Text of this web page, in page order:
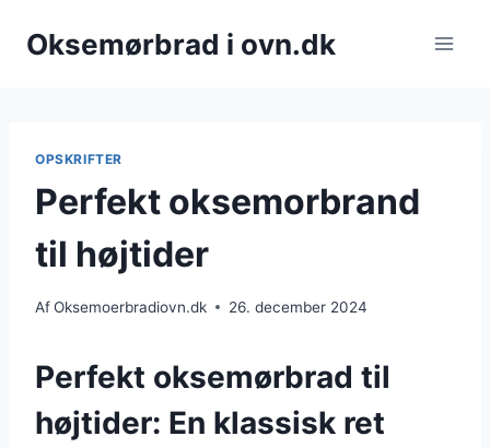
Oksemørbrad i ovn.dk
OPSKRIFTER
Perfekt oksemorbrand
til højtider
AfOksemoerbradiovn.dk 26. december 2024
Perfekt oksemørbrad til
højtider: En klassisk ret